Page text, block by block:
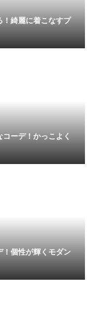
！綺麗に着こなすプ
ーデ！かっこよく
！個性が輝くモダン